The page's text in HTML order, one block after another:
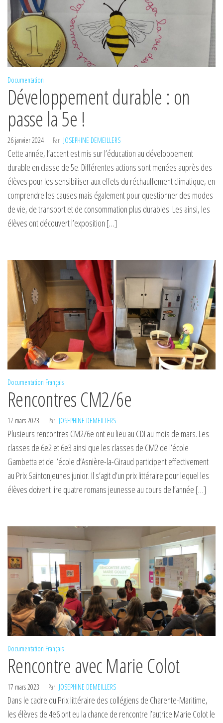
Documentation
Développement durable : on
passe la 5e !
26 janvier 2024 Par JOSEPHINE DEMEILLERS
Cette année, l’accent est mis sur l’éducation au développement
durable en classe de 5e. Différentes actions sont menées auprès des
élèves pour les sensibiliser aux effets du réchauffement climatique, en
comprendre les causes mais également pour questionner des modes
de vie, de transport et de consommation plus durables. Les ainsi, les
élèves ont découvert l’exposition […]
Documentation Français
Rencontres CM2/6e
17 mars 2023 Par JOSEPHINE DEMEILLERS
Plusieurs rencontres CM2/6e ont eu lieu au CDI au mois de mars. Les
classes de 6e2 et 6e3 ainsi que les classes de CM2 de l’école
Gambetta et de l’école d’Asnière-la-Giraud participent effectivement
au Prix Saintonjeunes junior. Il s’agit d’un prix littéraire pour lequel les
élèves doivent lire quatre romans jeunesse au cours de l’année […]
Documentation Français
Rencontre avec Marie Colot
17 mars 2023 Par JOSEPHINE DEMEILLERS
Dans le cadre du Prix littéraire des collégiens de Charente-Maritime,
les élèves de 4e6 ont eu la chance de rencontre l’autrice Marie Colot le